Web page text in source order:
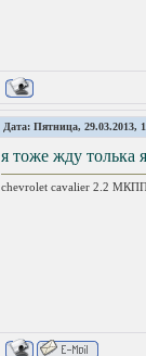
Дата: Пятница, 29.03.2013,
я тоже жду толька
chevrolet cavalier 2.2